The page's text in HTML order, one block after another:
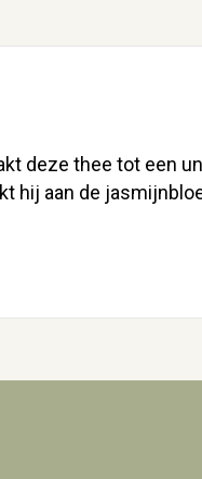
deze thee tot een
hij aan de